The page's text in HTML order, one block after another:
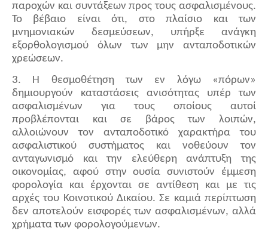
παροχών και συντάξεων προς τους ασφαλισμένους.
Το βέβαιο είναι ότι, στο πλαίσιο και των
μνημονιακών δεσμεύσεων, υπήρξε ανάγκη
εξορθολογισμού όλων των μην ανταποδοτικών
χρεώσεων.
3. Η θεσμοθέτηση των εν λόγω «πόρων»
δημιουργούν καταστάσεις ανισότητας υπέρ των
ασφαλισμένων για τους οποίους αυτοί
προβλέπονται και σε βάρος των λοιπών,
αλλοιώνουν τον ανταποδοτικό χαρακτήρα του
ασφαλιστικού συστήματος και νοθεύουν τον
ανταγωνισμό και την ελεύθερη ανάπτυξη της
οικονομίας, αφού στην ουσία συνιστούν έμμεση
φορολογία και έρχονται σε αντίθεση και με τις
αρχές του Κοινοτικού Δικαίου. Σε καμιά περίπτωση
δεν αποτελούν εισφορές των ασφαλισμένων, αλλά
χρήματα των φορολογούμενων.